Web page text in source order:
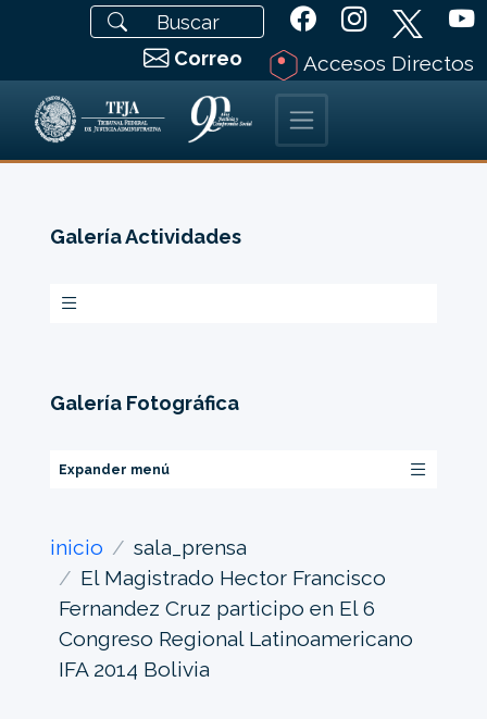
Correo Accesos Directos
Galería Actividades
Galería Fotográfica
Expander menú
inicio
sala_prensa
El Magistrado Hector Francisco
Fernandez Cruz participo en El 6
Congreso Regional Latinoamericano
IFA 2014 Bolivia